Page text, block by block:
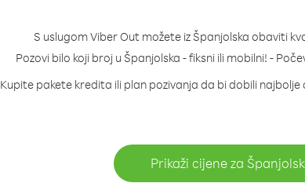
S uslugom Viber Out možete iz Španjolska obaviti
Pozovi bilo koji broj u Španjolska - fiksni ili mobilni! -
Kupite pakete kredita ili plan pozivanja da bi dobili najbolje
Prikaži cijene za